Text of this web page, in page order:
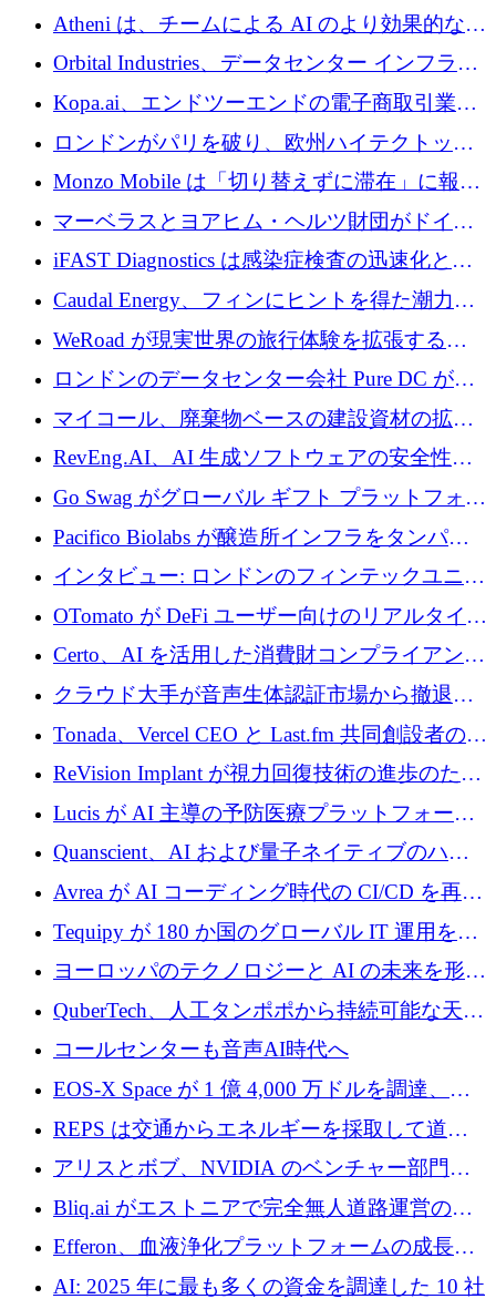
目を向けているため、InRentoの資金調達額は
1億ユーロを突破
Atheni は、チームによる AI のより効果的な使
用を支援するために 35 万ポンドを確保
Orbital Industries、データセンター インフラス
トラクチャ システムの拡張に 5,000 万ドルを
確保
Kopa.ai、エンドツーエンドの電子商取引業務
用の AI エージェントを構築するために 200
万ユーロを調達
ロンドンがパリを破り、欧州ハイテクトップ
の座を奪還
Monzo Mobile は「切り替えずに滞在」に報酬
を与える
マーベラスとヨアヒム・ヘルツ財団がドイツ
の商業化ギャップを埋めるために2,000万ユー
ロのディープテック基金を立ち上げる
iFAST Diagnostics は感染症検査の迅速化と抗
菌薬耐性への取り組みに 500 万ポンドを寄付
Caudal Energy、フィンにヒントを得た潮力発
電技術の規模拡大に向けて 430 万ポンドを調
WeRoad が現実世界の旅行体験を拡張するた
めに 5,800 万ドルを獲得
ロンドンのデータセンター会社 Pure DC が欧
州と中東の拡張に 27 億ドルを確保
マイコール、廃棄物ベースの建設資材の拡大
に400万ポンドを投資
RevEng.AI、AI 生成ソフトウェアの安全性を
確保するために 1,500 万ドルを調達
Go Swag がグローバル ギフト プラットフォー
ムを拡大するために 500 万ドルを調達
Pacifico Biolabs が醸造所インフラをタンパク
質生産に転換するために 700 万ユーロを調達
インタビュー: ロンドンのフィンテックユニコ
ーン Tide の CEO、オリバー・プリル氏
OTomato が DeFi ユーザー向けのリアルタイム
インテリジェンス レイヤーを構築するために
Improbable から 200 万ドルを調達
Certo、AI を活用した消費財コンプライアンス
プラットフォームのために 400 万ドルを調達
クラウド大手が音声生体認証市場から撤退す
るなか、Voxmindが54万6,000ポンドのプレシ
ード資金を調達
Tonada、Vercel CEO と Last.fm 共同創設者の支
援を受けてステルス撤退
ReVision Implant が視力回復技術の進歩のため
に 400 万ユーロを確保
Lucis が AI 主導の予防医療プラットフォーム
を拡大するためにシリーズ A で 2,000 万ドル
を調達
Quanscient、AI および量子ネイティブのハー
ドウェア エンジニアリングを推進するために
1,000 万ユーロを調達
Avrea が AI コーディング時代の CI/CD を再発
明するために 470 万ドルをかけてステルスか
ら浮上
Tequipy が 180 か国のグローバル IT 運用を自
動化するために 300 万ユーロ以上を調達
ヨーロッパのテクノロジーと AI の未来を形作
る: イノベーション リーダーが Nexus
Luxembourg 2026 に集まる理由
QuberTech、人工タンポポから持続可能な天然
ゴムを開発するために 340 万ポンドを調達
コールセンターも音声AI時代へ
EOS-X Space が 1 億 4,000 万ドルを調達、
Mistral が Emmi AI を買収、Bliq がエストニア
での完全無人道路運営を承認
REPS は交通からエネルギーを採取して道路
を発電所に変えるために 2,360 万ドルを調達
アリスとボブ、NVIDIA のベンチャー部門か
らの投資でシリーズ B を拡大
Bliq.ai がエストニアで完全無人道路運営の承
認を獲得
Efferon、血液浄化プラットフォームの成長に
250万ユーロを確保
AI: 2025 年に最も多くの資金を調達した 10 社